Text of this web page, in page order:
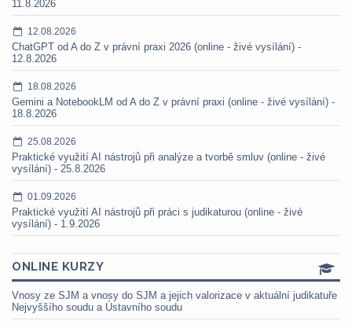
11.8.2026
12.08.2026
ChatGPT od A do Z v právní praxi 2026 (online - živé vysílání) -
12.8.2026
18.08.2026
Gemini a NotebookLM od A do Z v právní praxi (online - živé vysílání) -
18.8.2026
25.08.2026
Praktické využití AI nástrojů při analýze a tvorbě smluv (online - živé
vysílání) - 25.8.2026
01.09.2026
Praktické využití AI nástrojů při práci s judikaturou (online - živé
vysílání) - 1.9.2026
ONLINE KURZY
Vnosy ze SJM a vnosy do SJM a jejich valorizace v aktuální judikatuře
Nejvyššího soudu a Ústavního soudu